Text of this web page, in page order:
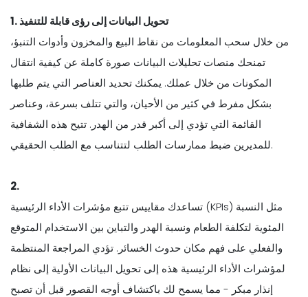
1. تحويل البيانات إلى رؤى قابلة للتنفيذ
من خلال سحب المعلومات من نقاط البيع والمخزون وأدوات التنبؤ،
تمنحك منصات تحليلات البيانات صورة كاملة عن كيفية انتقال
المكونات من خلال عملك. يمكنك تحديد العناصر التي يتم طلبها
بشكل مفرط في كثير من الأحيان، والتي تتلف بسرعة، وعناصر
القائمة التي تؤدي إلى أكبر قدر من الهدر. تتيح هذه الشفافية
للمديرين ضبط ممارسات الطلب لتتناسب مع الطلب الحقيقي.
2.
تساعدك مقاييس تتبع مؤشرات الأداء الرئيسية (KPIs) مثل النسبة
المئوية لتكلفة الطعام ونسبة الهدر والتباين بين الاستخدام المتوقع
والفعلي على فهم مكان حدوث الخسائر. تؤدي المراجعة المنتظمة
لمؤشرات الأداء الرئيسية هذه إلى تحويل البيانات الأولية إلى نظام
إنذار مبكر - مما يسمح لك باكتشاف أوجه القصور قبل أن تصبح